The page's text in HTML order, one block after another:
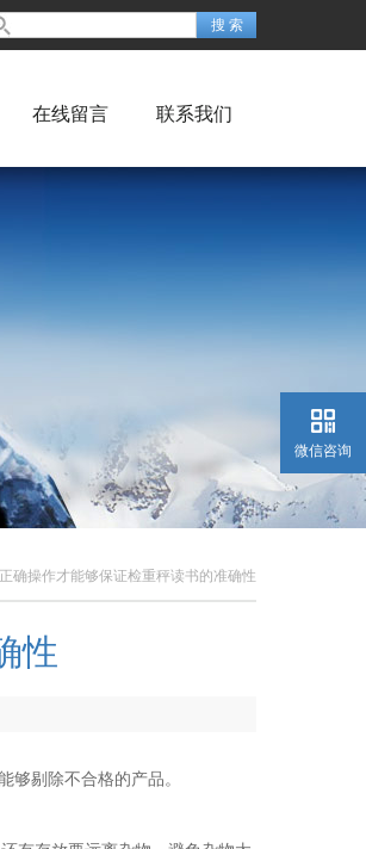
在线留言 联系我们
确操作才能够保证检重秤读书的准确性
性
剔除不合格的产品。
微信咨询